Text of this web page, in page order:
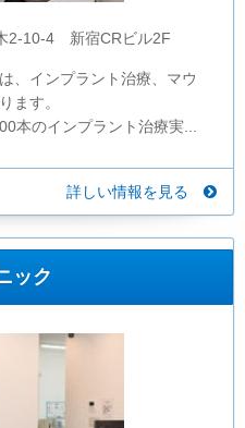
2-10-4 新宿CRビル2F
、インプラント治療、マウ
ます。
本のインプラント治療実...
詳しい情報を見る
ック